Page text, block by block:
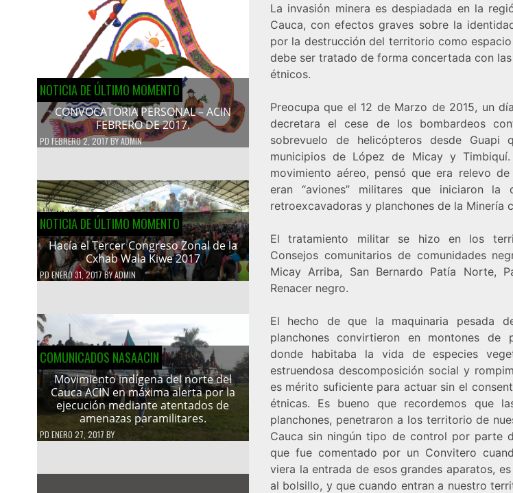
NOTICIA DE ÚLTIMO MOMENTO
CONVOCATORIA PERSONAL – ACIN
FEBRERO DE 2017.
PD FEBRERO 2, 2017BYADMIN
NOTICIA DE ÚLTIMO MOMENTO
Hacía el Tercer Congreso Zonal de la
Cxhab Wala Kiwe 2017
PDENERO 31, 2017BYADMIN
COMUNICADOS NASAACIN
Movimiento indígena del norte del
Cauca ACIN en máxima alerta por la
ejecución mediante atentados de
amenazas paramilitares.
PD ENERO 27, 2017 BY
La invasión minera es despiadada en la
Cauca, con efectos graves sobre la
por la destrucción del territorio como
debe ser tratado de forma concertada con
étnicos.
Preocupa que el 12 de Marzo de 2015, un
decretara el cese de los bombardeos
sobrevuelo de helicópteros desde Guapi
municipios de López de Micay y
movimiento aéreo, pensó que era relevo
eran “aviones” militares que iniciaron la
retroexcavadoras y planchones de la Minería
El tratamiento militar se hizo en los
Consejos comunitarios de comunidades
Micay Arriba, San Bernardo Patía Norte,
Renacer negro.
El hecho de que la maquinaria pesada
planchones convirtieron en montones de
donde habitaba la vida de especies
estruendosa descomposición social y
es mérito suficiente para actuar sin el
étnicas. Es bueno que recordemos que
planchones, penetraron a los territorio de
Cauca sin ningún tipo de control por parte
que fue comentado por un Convitero
viera la entrada de esos grandes aparatos,
al bolsillo, y que cuando entran a nuestro